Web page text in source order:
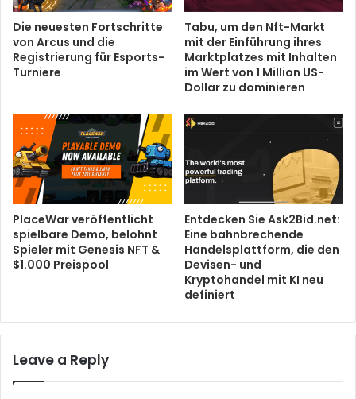
Die neuesten Fortschritte
von Arcus und die
Registrierung für Esports-
Turniere
Tabu, um den Nft-Markt
mit der Einführung ihres
Marktplatzes mit Inhalten
im Wert von 1 Million US-
Dollar zu dominieren
PlaceWar veröffentlicht
spielbare Demo, belohnt
Spieler mit Genesis NFT &
$1.000 Preispool
Entdecken Sie Ask2Bid.net:
Eine bahnbrechende
Handelsplattform, die den
Devisen- und
Kryptohandel mit KI neu
definiert
Leave a Reply